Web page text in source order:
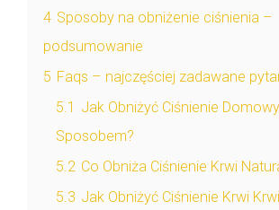
4 Sposoby na obniżenie ciśnienia –
podsumowanie
5 Faqs – najczęściej zadawane
5.1 Jak Obniżyć Ciśnienie
Sposobem?
5.2 Co Obniża Ciśnienie Krwi
5.3 Jak Obniżyć Ciśnienie Krwi